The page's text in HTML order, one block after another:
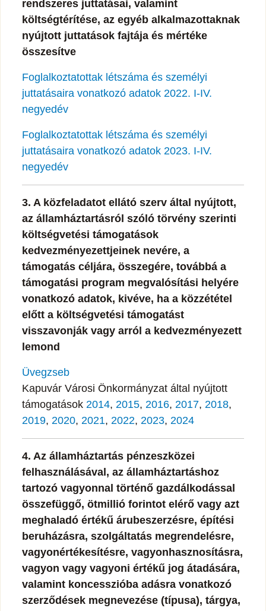
rendszeres juttatásai, valamint
költségtérítése, az egyéb alkalmazottaknak
nyújtott juttatások fajtája és mértéke
összesítve
Foglalkoztatottak létszáma és személyi
juttatásaira vonatkozó adatok 2022. I-IV.
negyedév
Foglalkoztatottak létszáma és személyi
juttatásaira vonatkozó adatok 2023. I-IV.
negyedév
3. A közfeladatot ellátó szerv által nyújtott,
az államháztartásról szóló törvény szerinti
költségvetési támogatások
kedvezményezettjeinek nevére, a
támogatás céljára, összegére, továbbá a
támogatási program megvalósítási helyére
vonatkozó adatok, kivéve, ha a közzététel
előtt a költségvetési támogatást
visszavonják vagy arról a kedvezményezett
lemond
Üvegzseb
Kapuvár Városi Önkormányzat által nyújtott
támogatások 2014, 2015, 2016, 2017, 2018,
2019, 2020, 2021, 2022, 2023, 2024
4. Az államháztartás pénzeszközei
felhasználásával, az államháztartáshoz
tartozó vagyonnal történő gazdálkodással
összefüggő, ötmillió forintot elérő vagy azt
meghaladó értékű árubeszerzésre, építési
beruházásra, szolgáltatás megrendelésre,
vagyonértékesítésre, vagyonhasznosításra,
vagyon vagy vagyoni értékű jog átadására,
valamint koncesszióba adásra vonatkozó
szerződések megnevezése (típusa), tárgya,